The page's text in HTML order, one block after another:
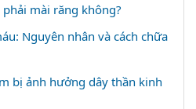
mài răng không?
Nguyên nhân và cách chữa
bị ảnh hưởng dây thần kinh